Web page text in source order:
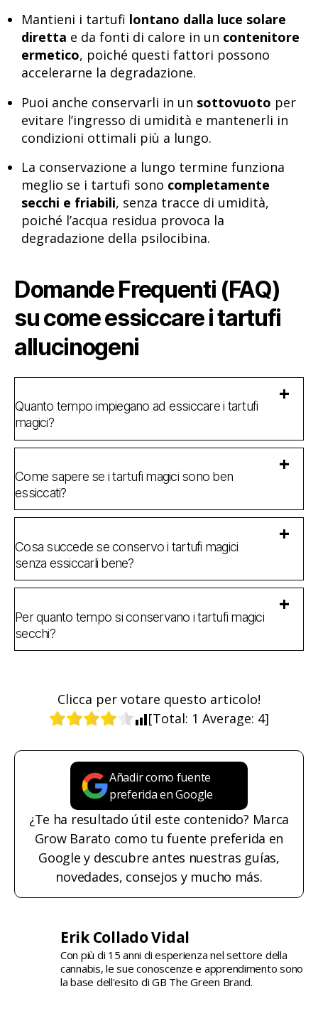
Mantieni i tartufi lontano dalla luce solare
diretta e da fonti di calore in un contenitore
ermetico, poiché questi fattori possono
accelerarne la degradazione.
Puoi anche conservarli in un sottovuoto per
evitare l’ingresso di umidità e mantenerli in
condizioni ottimali più a lungo.
La conservazione a lungo termine funziona
meglio se i tartufi sono completamente
secchi e friabili, senza tracce di umidità,
poiché l’acqua residua provoca la
degradazione della psilocibina.
Domande Frequenti (FAQ)
su come essiccare i tartufi
allucinogeni
Quanto tempo impiegano ad essiccare i tartufi
magici?
Come sapere se i tartufi magici sono ben
essiccati?
Cosa succede se conservo i tartufi magici
senza essiccarli bene?
Per quanto tempo si conservano i tartufi magici
secchi?
Clicca per votare questo articolo!
[Total: 1 Average: 4]
Añadir como fuente
preferida en Google
¿Te ha resultado útil este contenido? Marca
Grow Barato como tu fuente preferida en
Google y descubre antes nuestras guías,
novedades, consejos y mucho más.
Erik Collado Vidal
Con più di 15 anni di esperienza nel settore della
cannabis, le sue conoscenze e apprendimento sono
la base dell'esito di GB The Green Brand.